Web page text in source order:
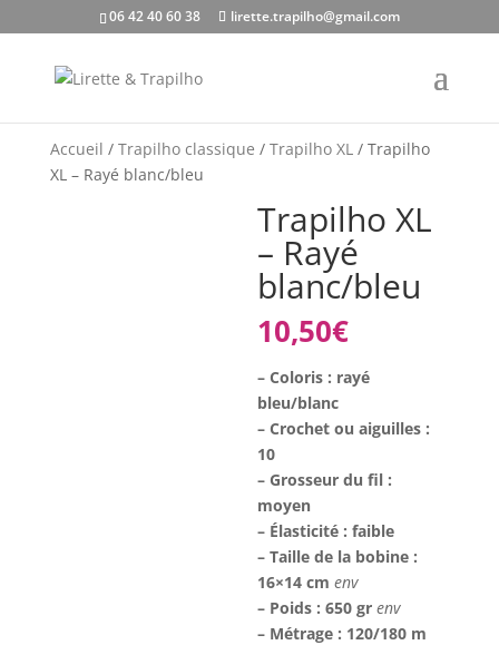
06 42 40 60 38 lirette.trapilho@gmail.com
Accueil / Trapilho classique / Trapilho XL/ Trapilho
XL – Rayé blanc/bleu
Trapilho XL
– Rayé
blanc/bleu
10,50€
– Coloris : rayé
bleu/blanc
– Crochet ou aiguilles :
10
– Grosseur du fil :
moyen
– Élasticité : faible
– Taille de la bobine :
16×14 cmenv
– Poids : 650 grenv
– Métrage : 120/180 m